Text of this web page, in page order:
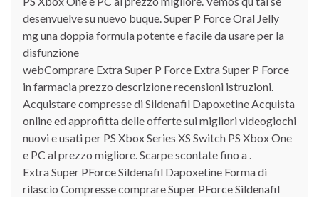
desenvuelve su nuevo buque. Super P Force Oral Jelly
mg una doppia formula potente e facile da usare per la
disfunzione
webComprare Extra Super P Force Extra Super P Force
in farmacia prezzo descrizione recensioni istruzioni.
Acquistare compresse di Sildenafil Dapoxetine Acquista
online ed approfitta delle offerte sui migliori videogiochi
nuovi e usati per PS Xbox Series XS Switch PS Xbox One
e PC al prezzo migliore. Scarpe scontate fino a .
Extra Super PForce Sildenafil Dapoxetine Forma di
rilascio Compresse comprare Super PForce Sildenafil